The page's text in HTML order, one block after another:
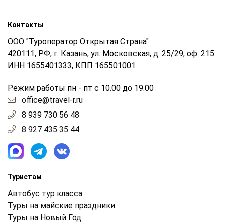
Контакты
ООО "Туроператор Открытая Страна"
420111, РФ, г. Казань, ул. Московская, д. 25/29, оф. 215
ИНН 1655401333, КПП 165501001
Режим работы пн - пт с 10.00 до 19.00
office@travel-r.ru
8 939 730 56 48
8 927 435 35 44
Туристам
Автобус тур класса
Туры на майские праздники
Туры на Новый Год